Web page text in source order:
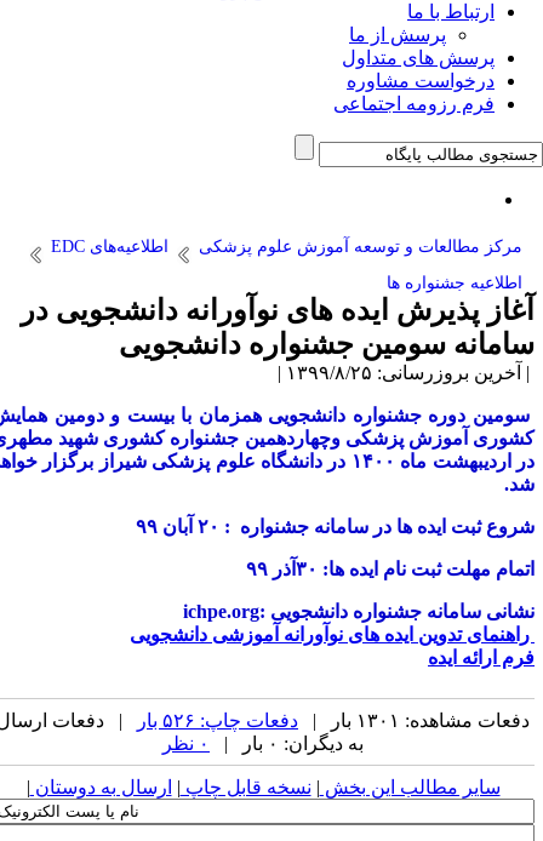
ارتباط با ما
پرسش از ما
پرسش های متداول
درخواست مشاوره
فرم رزومه اجتماعی
مرکز مطالعات و توسعه آموزش علوم پزشکی
اطلاعیه‌های EDC
اطلاعیه جشنواره ها
آغاز پذیرش ایده های نوآورانه دانشجویی در
سامانه سومین جشنواره دانشجویی
| آخرین بروزرسانی: ۱۳۹۹/۸/۲۵ |
سومین دوره جشنواره دانشجویی همزمان با بیست و دومین
کشوری آموزش پزشکی وچهاردهمین جشنواره کشوری شهید
در اردیبهشت ماه ۱۴۰۰ در دانشگاه علوم پزشکی شیراز برگزار
شد.
شروع ثبت ایده ها در سامانه جشنواره : ۲۰ آبان ۹۹
اتمام مهلت ثبت نام ایده ها: ۳۰آذر ۹۹
نشانی سامانه جشنواره دانشجویی :ichpe.org
راهنمای تدوین ایده های نوآورانه آموزشی دانشجویی
فرم ارائه ایده
دفعات مشاهده: ۱۳۰۱ بار | دفعات چاپ: ۵۲۶ بار
| دفعات ارسال
به دیگران: ۰ بار |
۰ نظر
سایر مطالب این بخش | نسخه قابل چاپ | ارسال به دوستان